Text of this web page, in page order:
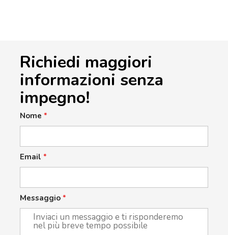
Richiedi maggiori
informazioni senza
impegno!
Nome *
Email *
Messaggio *